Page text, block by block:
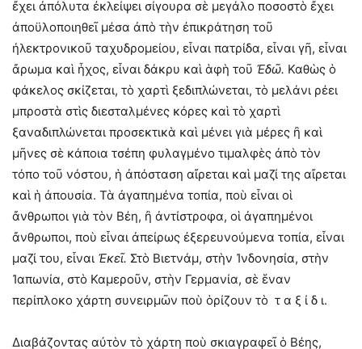
ἔχει ἀπόλυτα ἐκλείψει σίγουρα σὲ μεγάλο ποσοστὸ ἔχει
ἀποϋλοποιηθεῖ μέσα ἀπὸ τὴν ἐπικράτηση τοῦ
ἠλεκτρονικοῦ ταχυδρομείου, εἶναι πατρίδα, εἶναι γῆ, εἶναι
ἄρωμα καὶ ἦχος, εἶναι δάκρυ καὶ ἁφὴ τοῦ Ἐδῶ. Καθὼς ὁ
φάκελος σκίζεται, τὸ χαρτὶ ξεδιπλώνεται, τὸ μελάνι ρέει
μπροστὰ στὶς διεσταλμένες κόρες καὶ τὸ χαρτὶ
ξαναδιπλώνεται προσεκτικὰ καὶ μένει γιὰ μέρες ἢ καὶ
μῆνες σὲ κάποια τσέπη φυλαγμένο τιμαλφὲς ἀπὸ τὸν
τόπο τοῦ νόστου, ἡ ἀπόσταση αἴρεται καὶ μαζί της αἴρεται
καὶ ἡ ἀπουσία. Τὰ ἀγαπημένα τοπία, ποὺ εἶναι οἱ
ἄνθρωποι γιὰ τὸν Βέη, ἢ ἀντίστροφα, οἱ ἀγαπημένοι
ἄνθρωποι, ποὺ εἶναι ἀπείρως ἐξερευνούμενα τοπία, εἶναι
μαζί του, εἶναι Ἐκεῖ. Στὸ Βιετνάμ, στὴν Ἰνδονησία, στὴν
Ἰαπωνία, στὸ Καμεροῦν, στὴν Γερμανία, σὲ ἕναν
περίπλοκο χάρτη συνειρμῶν ποὺ ὁρίζουν τὸ τ α ξ ί δ ι.
Διαβάζοντας αὐτὸν τὸ χάρτη ποὺ σκιαγραφεῖ ὁ Βέης,